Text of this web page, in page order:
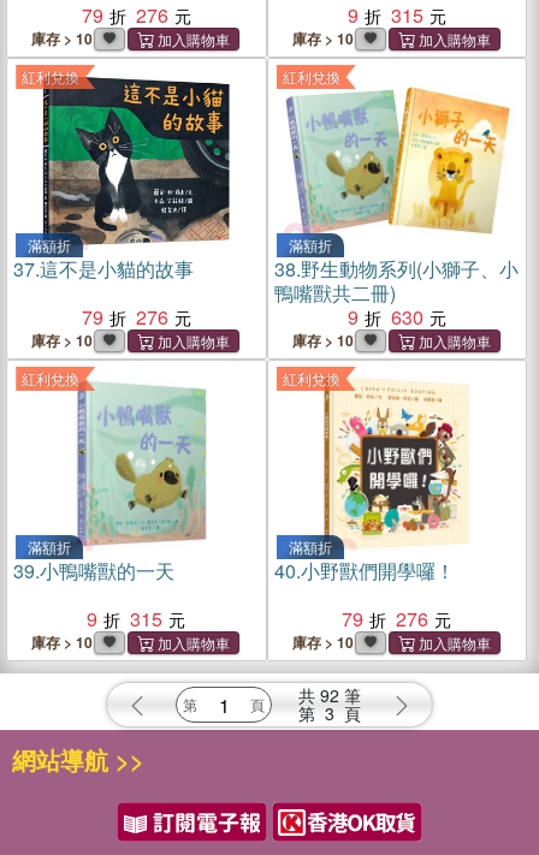
79
276
庫存 > 10
9
315
庫存 > 10
紅利兌換
滿額折
37.這不是小貓的故事
79
276
庫存 > 10
紅利兌換
滿額折
38.野生動物系列(小獅子、小
鴨嘴獸共二冊)
9
630
庫存 > 10
紅利兌換
滿額折
39.小鴨嘴獸的一天
9
315
庫存 > 10
紅利兌換
滿額折
40.小野獸們開學囉！
79
276
庫存 > 10
共 92 筆
第 3 頁
網站導航 >>